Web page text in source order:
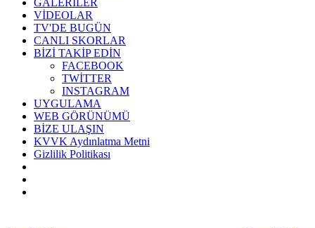
GALERİLER
VİDEOLAR
TV'DE BUGÜN
CANLI SKORLAR
BİZİ TAKİP EDİN
FACEBOOK
TWİTTER
INSTAGRAM
UYGULAMA
WEB GÖRÜNÜMÜ
BİZE ULAŞIN
KVVK Aydınlatma Metni
Gizlilik Politikası